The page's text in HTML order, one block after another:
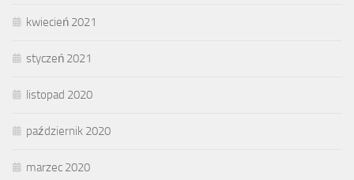
kwiecień 2021
styczeń 2021
listopad 2020
październik 2020
marzec 2020